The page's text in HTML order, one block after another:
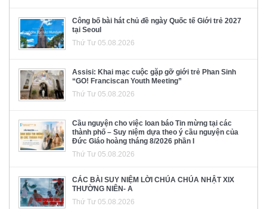
Công bố bài hát chủ đề ngày Quốc tế Giới trẻ 2027
tại Seoul
Thứ Tư 05.08.2026
Assisi: Khai mạc cuộc gặp gỡ giới trẻ Phan Sinh
“GO! Franciscan Youth Meeting”
Thứ Tư 05.08.2026
Cầu nguyện cho việc loan báo Tin mừng tại các
thành phố – Suy niệm dựa theo ý cầu nguyện của
Đức Giáo hoàng tháng 8/2026 phần I
Thứ Tư 05.08.2026
CÁC BÀI SUY NIỆM LỜI CHÚA CHÚA NHẬT XIX
THƯỜNG NIÊN- A
Thứ Tư 05.08.2026